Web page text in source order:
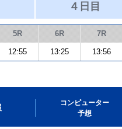
４日目
5R 6R 7R
12:55 13:25 13:56
コンピューター
予想